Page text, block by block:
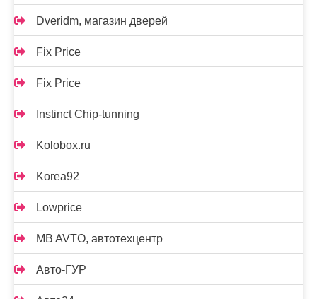
Dveridm, магазин дверей
Fix Price
Fix Price
Instinct Chip-tunning
Kolobox.ru
Korea92
Lowprice
MB AVTO, автотехцентр
Авто-ГУР